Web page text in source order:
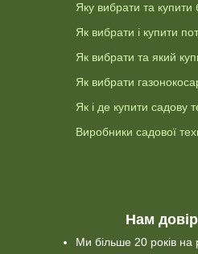
Яку вибрати та купити
Як вибрати і купити
Як вибрати та який
Як вибрати
Як і де купити садову
Виробники садової
Нам
Ми більше 20 років на